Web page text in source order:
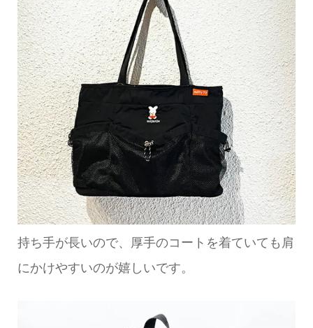
持ち手が長いので、厚手のコートを着ていても肩
にかけやすいのが嬉しいです。